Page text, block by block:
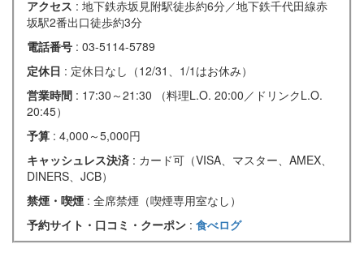
アクセス : 地下鉄赤坂見附駅徒歩約6分／地下鉄千代田線赤
坂駅2番出口徒歩約3分
電話番号 : 03-5114-5789
定休日 : 定休日なし（12/31、1/1はお休み）
営業時間 : 17:30～21:30 （料理L.O. 20:00／ドリンクL.O.
20:45）
予算 : 4,000～5,000円
キャッシュレス決済 : カード可（VISA、マスター、AMEX、
DINERS、JCB）
禁煙・喫煙 : 全席禁煙（喫煙専用室なし）
予約サイト・口コミ・クーポン : 食べログ